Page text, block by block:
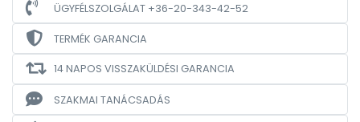
ÜGYFÉLSZOLGÁLAT +36-20-343-42-52
TERMÉK GARANCIA
14 NAPOS VISSZAKÜLDÉSI GARANCIA
SZAKMAI TANÁCSADÁS